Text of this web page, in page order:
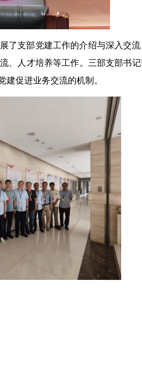
了支部党建工作的介绍与深入交
、人才培养等工作。三部支部书
促进业务交流的机制。